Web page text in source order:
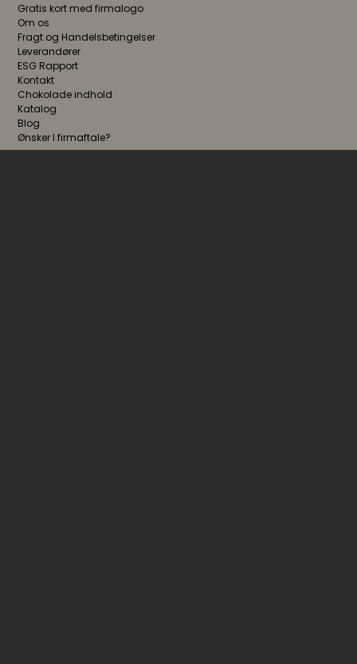
Gratis kort med firmalogo
Om os
Fragt og Handelsbetingelser
Leverandører
ESG Rapport
Kontakt
Chokolade indhold
Katalog
Blog
Ønsker I firmaftale?